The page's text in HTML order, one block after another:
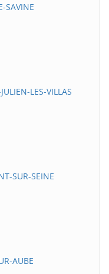
SAVINE
LES-VILLAS
SUR-SEINE
AUBE